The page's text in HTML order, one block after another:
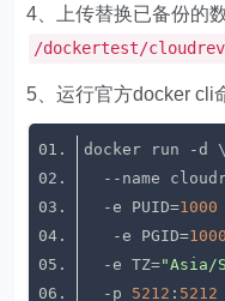
4、上传替换已备份的
/dockertest/
5、运行官方docker cli
  -e PUID=
1000
   -e PGID=
1000
  -e TZ=
"Asia/
  -p
5212 : 5212